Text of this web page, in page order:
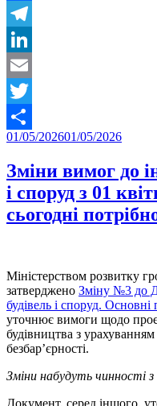
Facebook
Telegram
LinkedIn
Email
Twitter
Share
Posted
01/05/202601/05/2026
Зміни вимог до
і споруд з 01
сьогодні
Міністерством розвитку
затверджено Зміну №3 до
будівель і споруд.
уточнює вимоги щодо
будівництва з
безбар’єрності.
Зміни набудуть чинності з
Документ, серед іншого,